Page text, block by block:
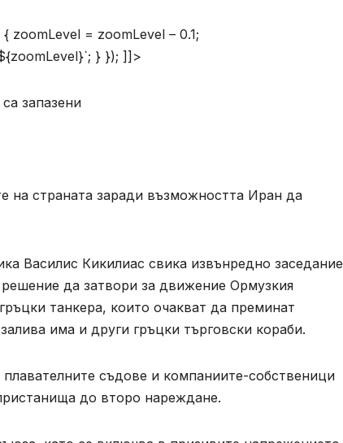
zoomLevel = zoomLevel – 0.1;
} }); ]]>
запазени
на страната заради възможността Иран да
Василис Кикилиас свика извънредно заседание
да затвори за движение Ормузкия
танкера, които очакват да преминат
има и други гръцки търговски кораби.
съдове и компаниите-собственици
до второ нареждане.